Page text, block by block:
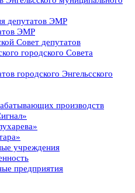
депутатов ЭМР
ЭМР
Совет депутатов
городского Совета
городского Энгельсского
производств
учреждения
предприятия